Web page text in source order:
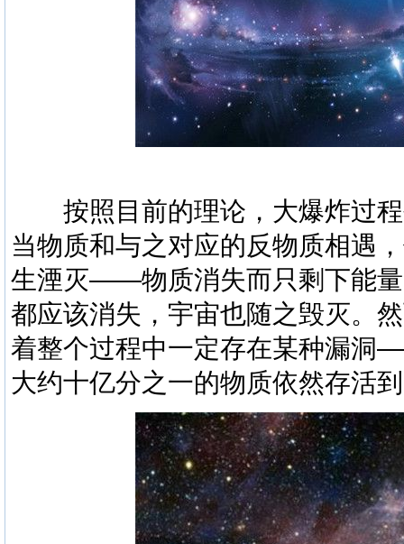
按照目前的理论，大爆炸过程
当物质和与之对应的反物质相遇
生湮灭——物质消失而只剩下能
都应该消失，宇宙也随之毁灭。
着整个过程中一定存在某种漏洞
大约十亿分之一的物质依然存活